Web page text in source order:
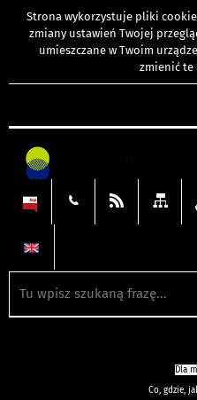
Strona wykorzystuje pliki
zmiany ustawień Twojej
umieszczane w Twoim
zmienić te
Dla
Co, gdzie,